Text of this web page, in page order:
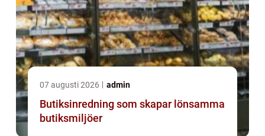
07 augusti 2026 admin
Butiksinredning som skapar lönsamma
butiksmiljöer